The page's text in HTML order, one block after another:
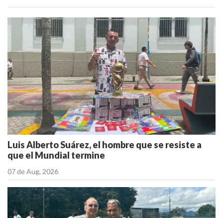
Luis Alberto Suárez, el hombre que se resiste a
que el Mundial termine
07 de Aug, 2026